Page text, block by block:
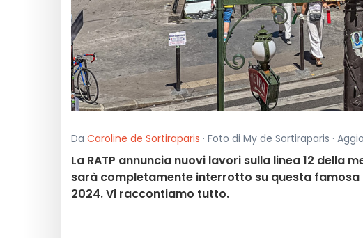
Da Caroline de Sortiraparis · Foto di My de Sortiraparis ·
La RATP annuncia nuovi lavori sulla linea 12 della
sarà completamente interrotto su questa famosa
2024. Vi raccontiamo tutto.